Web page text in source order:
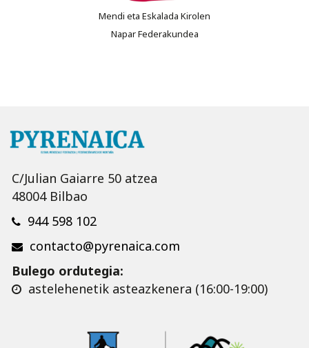
Mendi eta Eskalada Kirolen
Napar Federakundea
C/Julian Gaiarre 50 atzea
48004 Bilbao
944 598 102
contacto@pyrenaica.com
Bulego ordutegia:
astelehenetik asteazkenera (16:00-19:00)